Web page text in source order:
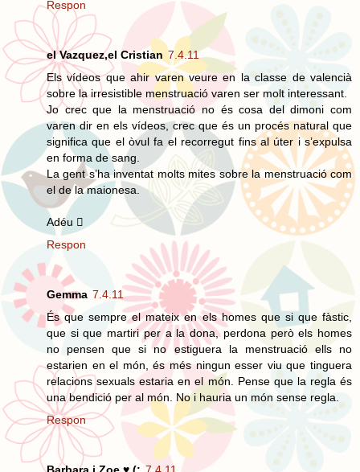
Respon
el Vazquez,el Cristian 7.4.11
Els vídeos que ahir varen veure en la classe de valencià
sobre la irresistible menstruació varen ser molt interessant.
Jo crec que la menstruació no és cosa del dimoni com
varen dir en els vídeos, crec que és un procés natural que
significa que el òvul fa el recorregut fins al úter i s’expulsa
en forma de sang.
La gent s’ha inventat molts mites sobre la menstruació com
el de la maionesa.
Adéu 
Respon
Gemma 7.4.11
És que sempre el mateix en els homes que si que fàstic,
que si que martiri per a la dona, perdona però els homes
no pensen que si no estiguera la menstruació ells no
estarien en el món, és més ningun esser viu que tinguera
relacions sexuals estaria en el món. Pense que la regla és
una bendició per al món. No i hauria un món sense regla.
Respon
Barbara i Zoe ♥ (: 7.4.11